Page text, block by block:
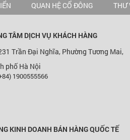
QUAN HỆ CỔ ĐÔNG THƯ
TÂM DỊCH VỤ KHÁCH HÀNG
Trần Đại Nghĩa, Phường Tương Mai,
phố Hà Nội
1900555566
KINH DOANH BÁN HÀNG QUỐC TẾ